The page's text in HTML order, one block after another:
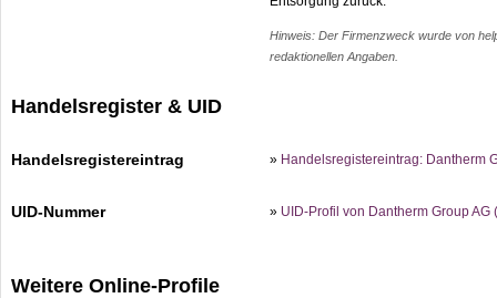
Hinweis: Der Firmenzweck wurde von
redaktionellen Angaben.
Handelsregister & UID
Handelsregistereintrag » Handelsregistereintrag: Dantherm
UID-Nummer » UID-Profil von Dantherm Group
Weitere Online-Profile